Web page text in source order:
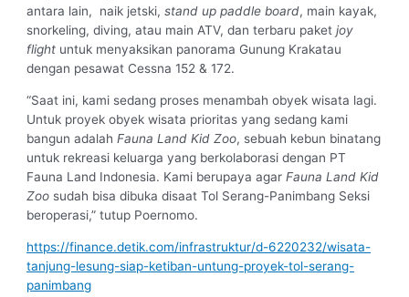
antara lain, naik jetski,stand up paddle board, main kayak,
snorkeling, diving, atau main ATV, dan terbaru paket joy
flight untuk menyaksikan panorama Gunung Krakatau
dengan pesawat Cessna 152 & 172.
“Saat ini, kami sedang proses menambah obyek wisata lagi.
Untuk proyek obyek wisata prioritas yang sedang kami
bangun adalahFauna Land Kid Zoo, sebuah kebun binatang
untuk rekreasi keluarga yang berkolaborasi dengan PT
Fauna Land Indonesia. Kami berupaya agarFauna Land Kid
Zoo sudah bisa dibuka disaat Tol Serang-Panimbang Seksi
beroperasi,” tutup Poernomo.
https://finance.detik.com/infrastruktur/d-6220232/wisata-
tanjung-lesung-siap-ketiban-untung-proyek-tol-serang-
panimbang